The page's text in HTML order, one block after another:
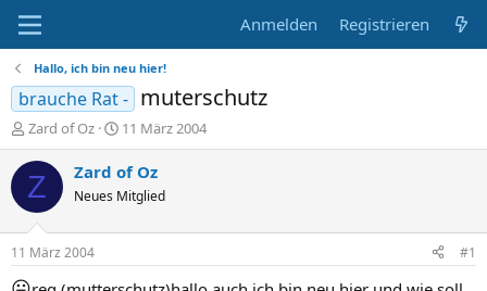
Anmelden Registrieren
Hallo, ich bin neu hier!
brauche Rat - muterschutz
E
r
s
t
e
r
Zard of Oz
E
r
s
e
t
a
11 März 2004
Z Zard of Oz
Neues Mitglied
11 März 2004 #1